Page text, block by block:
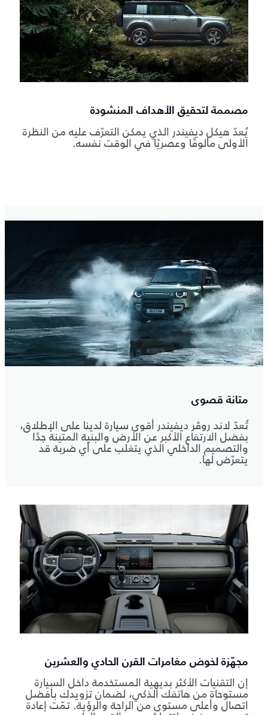
مصممة لتحقيق الأهداف المنشودة
يُعدّ هيكل ديفيندر الذي يمكن التعرّف عليه من النظرة
الأولى مألوفًا وعصريًا في الوقت نفسه.
متانة قصوى
تُعدّ لاند روڤر ديفيندر أقوى سيارة لدينا على الإطلاق،
بفضل الارتفاع الأكبر عن الأرض والبنية المتينة جدًا
والتصميم الداخلي الذي يتغلب على أي ضربة قد
يتعرّض لها.
مجهّزة لخوض مغامرات القرن الحادي والعشرين
إن التقنيات الأكثر بديهية المستخدمة داخل السيارة
مستوحاة من هاتفك الذكي، لضمان تزويدك بأفضل
اتصال وأعلى مستوى من الراحة والرؤية. تمّت إعادة